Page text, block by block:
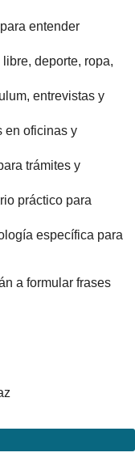
entender
deporte, ropa,
entrevistas y
en oficinas y
trámites y
práctico para
específica para
a formular frases